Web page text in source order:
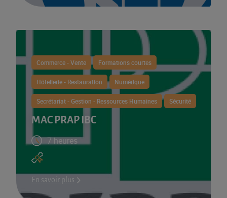
Commerce - Vente Formations courtes
Hôtellerie - Restauration Numérique
Secrétariat - Gestion - Ressources Humaines Sécurité
MAC PRAP IBC
7 heures
En savoir plus